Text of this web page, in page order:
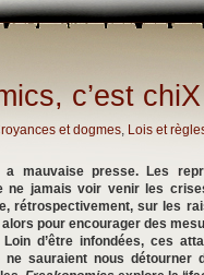
c’est chiX
et dogmes, Lois et
a mauvaise presse. Les
ne jamais voir venir les
rétrospectivement, sur les
pour encourager des
Loin d’être infondées, ces
ne sauraient nous détourner